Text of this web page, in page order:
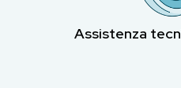
Assistenza